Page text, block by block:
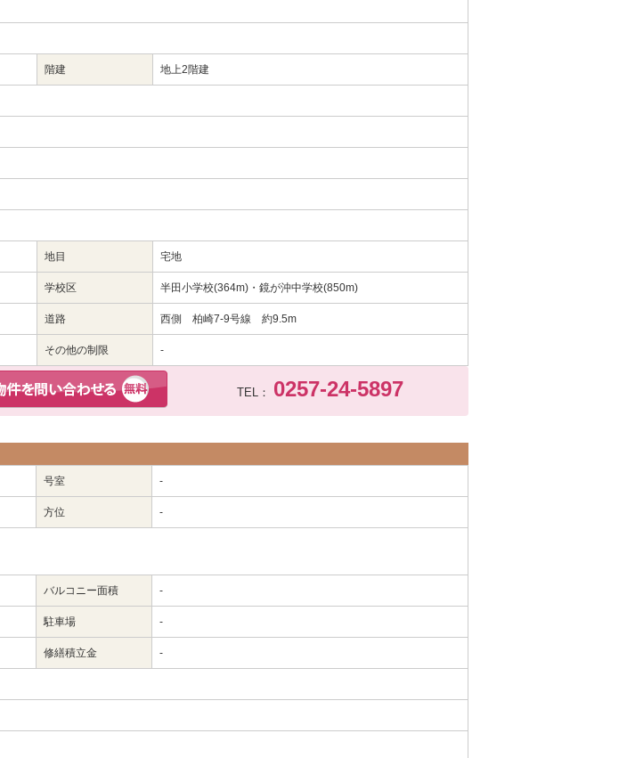
階建 地上2階建
地目 宅地
学校区 半田小学校(364m)・鏡が沖中学校(850m)
道路 西側 柏崎7-9号線 約9.5m
その他の制限 -
TEL： 0257-24-5897
号室 -
方位 -
バルコニー面積 -
駐車場 -
修繕積立金 -